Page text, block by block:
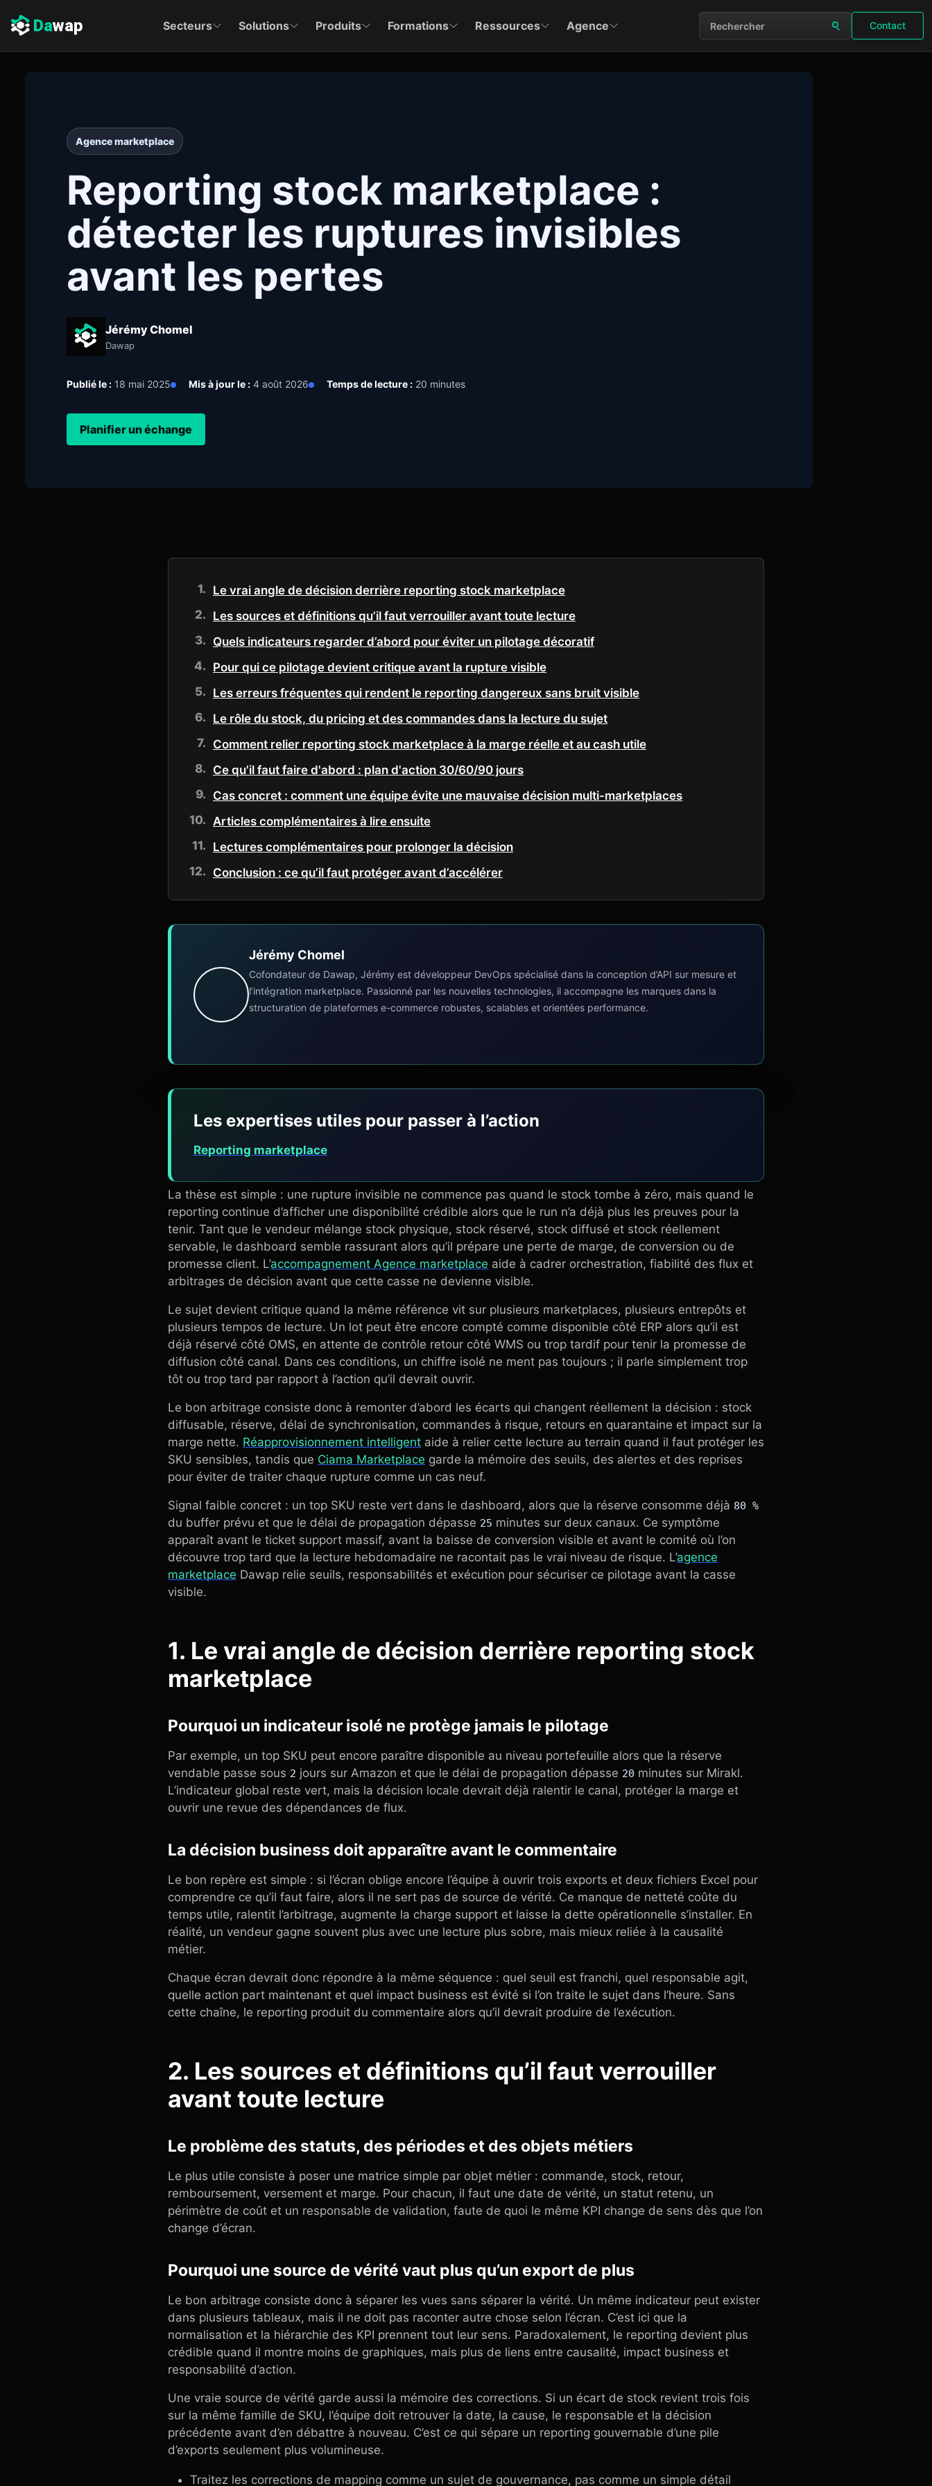
Dawap Secteurs Solutions Produits Formations Ressources Agence
Rechercher sur le site
Contact
Agence marketplace
Reporting stock marketplace :
détecter les ruptures invisibles
avant les pertes
Jérémy Chomel
Dawap
Publié le : 18 mai 2025 Mis à jour le : 4 août 2026 Temps de lecture : 20 minutes
Planifier un échange
Le vrai angle de décision derrière reporting stock marketplace
Les sources et définitions qu’il faut verrouiller avant toute lecture
Quels indicateurs regarder d’abord pour éviter un pilotage décoratif
Pour qui ce pilotage devient critique avant la rupture visible
Les erreurs fréquentes qui rendent le reporting dangereux sans bruit visible
Le rôle du stock, du pricing et des commandes dans la lecture du sujet
Comment relier reporting stock marketplace à la marge réelle et au cash utile
Ce qu'il faut faire d'abord : plan d'action 30/60/90 jours
Cas concret : comment une équipe évite une mauvaise décision multi-marketplaces
Articles complémentaires à lire ensuite
Lectures complémentaires pour prolonger la décision
Conclusion : ce qu’il faut protéger avant d’accélérer
Jérémy Chomel
Cofondateur de Dawap, Jérémy est développeur DevOps spécialisé dans la conception d’API sur mesure et
l’intégration marketplace. Passionné par les nouvelles technologies, il accompagne les marques dans la
structuration de plateformes e-commerce robustes, scalables et orientées performance.
Les expertises utiles pour passer à l’action
Reporting marketplace
La thèse est simple : une rupture invisible ne commence pas quand le stock tombe à zéro, mais quand le
reporting continue d’afficher une disponibilité crédible alors que le run n’a déjà plus les preuves pour la
tenir. Tant que le vendeur mélange stock physique, stock réservé, stock diffusé et stock réellement
servable, le dashboard semble rassurant alors qu’il prépare une perte de marge, de conversion ou de
promesse client. L’accompagnement Agence marketplace aide à cadrer orchestration, fiabilité des flux et
arbitrages de décision avant que cette casse ne devienne visible.
Le sujet devient critique quand la même référence vit sur plusieurs marketplaces, plusieurs entrepôts et
plusieurs tempos de lecture. Un lot peut être encore compté comme disponible côté ERP alors qu’il est
déjà réservé côté OMS, en attente de contrôle retour côté WMS ou trop tardif pour tenir la promesse de
diffusion côté canal. Dans ces conditions, un chiffre isolé ne ment pas toujours ; il parle simplement trop
tôt ou trop tard par rapport à l’action qu’il devrait ouvrir.
Le bon arbitrage consiste donc à remonter d’abord les écarts qui changent réellement la décision : stock
diffusable, réserve, délai de synchronisation, commandes à risque, retours en quarantaine et impact sur la
marge nette. Réapprovisionnement intelligent aide à relier cette lecture au terrain quand il faut protéger les
SKU sensibles, tandis que Ciama Marketplace garde la mémoire des seuils, des alertes et des reprises
pour éviter de traiter chaque rupture comme un cas neuf.
Signal faible concret : un top SKU reste vert dans le dashboard, alors que la réserve consomme déjà 80 %
du buffer prévu et que le délai de propagation dépasse 25 minutes sur deux canaux. Ce symptôme
apparaît avant le ticket support massif, avant la baisse de conversion visible et avant le comité où l’on
découvre trop tard que la lecture hebdomadaire ne racontait pas le vrai niveau de risque. L’agence
marketplace Dawap relie seuils, responsabilités et exécution pour sécuriser ce pilotage avant la casse
visible.
1. Le vrai angle de décision derrière reporting stock
marketplace
Pourquoi un indicateur isolé ne protège jamais le pilotage
Par exemple, un top SKU peut encore paraître disponible au niveau portefeuille alors que la réserve
vendable passe sous 2 jours sur Amazon et que le délai de propagation dépasse 20 minutes sur Mirakl.
L’indicateur global reste vert, mais la décision locale devrait déjà ralentir le canal, protéger la marge et
ouvrir une revue des dépendances de flux.
La décision business doit apparaître avant le commentaire
Le bon repère est simple : si l’écran oblige encore l’équipe à ouvrir trois exports et deux fichiers Excel pour
comprendre ce qu’il faut faire, alors il ne sert pas de source de vérité. Ce manque de netteté coûte du
temps utile, ralentit l’arbitrage, augmente la charge support et laisse la dette opérationnelle s’installer. En
réalité, un vendeur gagne souvent plus avec une lecture plus sobre, mais mieux reliée à la causalité
métier.
Chaque écran devrait donc répondre à la même séquence : quel seuil est franchi, quel responsable agit,
quelle action part maintenant et quel impact business est évité si l’on traite le sujet dans l’heure. Sans
cette chaîne, le reporting produit du commentaire alors qu’il devrait produire de l’exécution.
2. Les sources et définitions qu’il faut verrouiller
avant toute lecture
Le problème des statuts, des périodes et des objets métiers
Le plus utile consiste à poser une matrice simple par objet métier : commande, stock, retour,
remboursement, versement et marge. Pour chacun, il faut une date de vérité, un statut retenu, un
périmètre de coût et un responsable de validation, faute de quoi le même KPI change de sens dès que l’on
change d’écran.
Pourquoi une source de vérité vaut plus qu’un export de plus
Le bon arbitrage consiste donc à séparer les vues sans séparer la vérité. Un même indicateur peut exister
dans plusieurs tableaux, mais il ne doit pas raconter autre chose selon l’écran. C’est ici que la
normalisation et la hiérarchie des KPI prennent tout leur sens. Paradoxalement, le reporting devient plus
crédible quand il montre moins de graphiques, mais plus de liens entre causalité, impact business et
responsabilité d’action.
Une vraie source de vérité garde aussi la mémoire des corrections. Si un écart de stock revient trois fois
sur la même famille de SKU, l’équipe doit retrouver la date, la cause, le responsable et la décision
précédente avant d’en débattre à nouveau. C’est ce qui sépare un reporting gouvernable d’une pile
d’exports seulement plus volumineuse.
Traitez les corrections de mapping comme un sujet de gouvernance, pas comme un simple détail